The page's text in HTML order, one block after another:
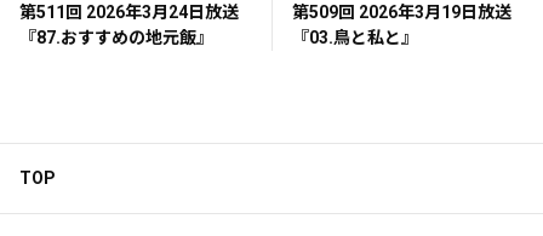
第511回 2026年3月24日放送
『87.おすすめの地元飯』
第509回 2026年3月19日放送
『03.鳥と私と』
TOP